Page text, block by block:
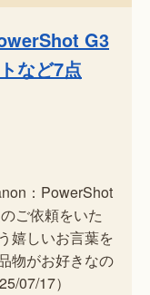
G3
など7点
：PowerShot
ご依頼をいた
嬉しいお言葉を
物がお好きなの
07/17）